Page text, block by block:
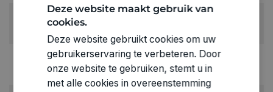
RUBRIEK:
GEWICHT
0.065kg
Deze website maakt gebruik van
cookies.
Deze website gebruikt cookies om uw
gebruikerservaring te verbeteren. Door
onze website te gebruiken, stemt u in
met alle cookies in overeenstemming